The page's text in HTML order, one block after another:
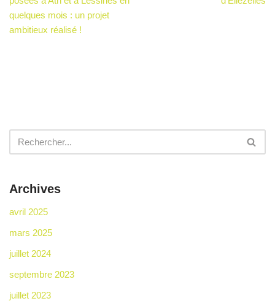
quelques mois : un projet
ambitieux réalisé !
Archives
avril 2025
mars 2025
juillet 2024
septembre 2023
juillet 2023